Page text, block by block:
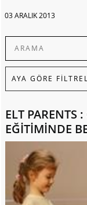
03 ARALIK 2013
ELT PARENTS
EĞİTİMİNDE